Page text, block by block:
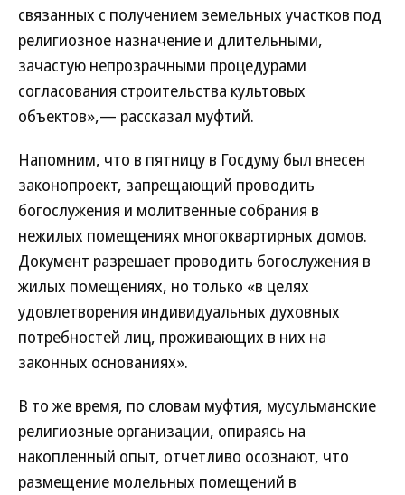
связанных с получением земельных участков под
религиозное назначение и длительными,
зачастую непрозрачными процедурами
согласования строительства культовых
объектов»,— рассказал муфтий.
Напомним, что в пятницу в Госдуму был внесен
законопроект, запрещающий проводить
богослужения и молитвенные собрания в
нежилых помещениях многоквартирных домов.
Документ разрешает проводить богослужения в
жилых помещениях, но только «в целях
удовлетворения индивидуальных духовных
потребностей лиц, проживающих в них на
законных основаниях».
В то же время, по словам муфтия, мусульманские
религиозные организации, опираясь на
накопленный опыт, отчетливо осознают, что
размещение молельных помещений в